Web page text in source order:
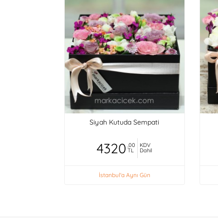
Siyah Kutuda Sempati
4320 ,00
TL
KDV
Dahil
İstanbul'a Aynı Gün